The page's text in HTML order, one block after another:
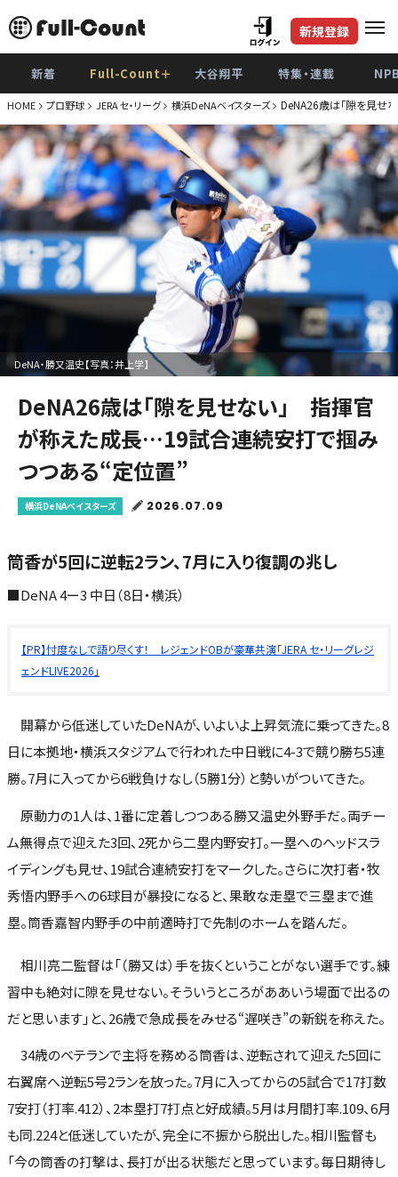
新規登録
新着 Full-Count＋ 大谷翔平 特集・連載
HOME プロ野球 JERA セ・リーグ 横浜DeNAベイスターズ DeNA26歳は「隙を見
DeNA・勝又温史【写真：井上学】
DeNA26歳は「隙を見せない」 指揮官
が称えた成長…19試合連続安打で掴み
つつある“定位置”
横浜DeNAベイスターズ 2026.07.09
筒香が5回に逆転2ラン、7月に入り復調の兆し
■DeNA 4ー3 中日（8日・横浜）
【PR】忖度なしで語り尽くす！ レジェンドOBが豪華共演「JERA セ・リーグレジ
ェンドLIVE2026」
開幕から低迷していたDeNAが、いよいよ上昇気流に乗ってきた。8
日に本拠地・横浜スタジアムで行われた中日戦に4-3で競り勝ち5連
勝。7月に入ってから6戦負けなし（5勝1分）と勢いがついてきた。
原動力の1人は、1番に定着しつつある勝又温史外野手だ。両チー
ム無得点で迎えた3回、2死から二塁内野安打。一塁へのヘッドスラ
イディングも見せ、19試合連続安打をマークした。さらに次打者・牧
秀悟内野手への6球目が暴投になると、果敢な走塁で三塁まで進
塁。筒香嘉智内野手の中前適時打で先制のホームを踏んだ。
相川亮二監督は「（勝又は）手を抜くということがない選手です。練
習中も絶対に隙を見せない。そういうところがああいう場面で出るの
だと思います」と、26歳で急成長をみせる“遅咲き”の新鋭を称えた。
34歳のベテランで主将を務める筒香は、逆転されて迎えた5回に
右翼席へ逆転5号2ランを放った。7月に入ってからの5試合で17打数
7安打（打率.412）、2本塁打7打点と好成績。5月は月間打率.109、6月
も同.224と低迷していたが、完全に不振から脱出した。相川監督も
「今の筒香の打撃は、長打が出る状態だと思っています。毎日期待し